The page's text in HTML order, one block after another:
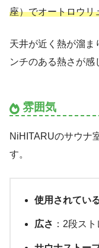
座）でオートロウリ
天井が近く熱が溜ま
ンチのある熱さが感
雰囲気
NiHITARUのサウナ
す。
使用されてい
広さ ：2段ス